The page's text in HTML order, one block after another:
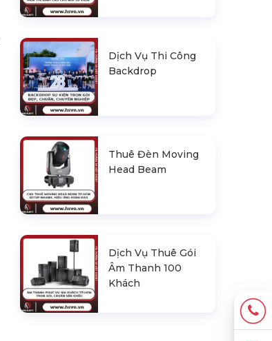
Dịch Vụ Thi Công
Backdrop
Thuê Đèn Moving
Head Beam
Dịch Vụ Thuê Gói
Âm Thanh 100
Khách